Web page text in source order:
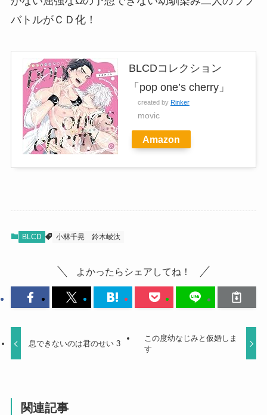
バトルがＣＤ化！
BLCDコレクション
「pop one’s cherry」
created by Rinker
movic
Amazon
BLCD 小林千晃 鈴木崚汰
よかったらシェアしてね！
息できないのは君のせい 3
この度幼なじみと仮婚しま
す
関連記事